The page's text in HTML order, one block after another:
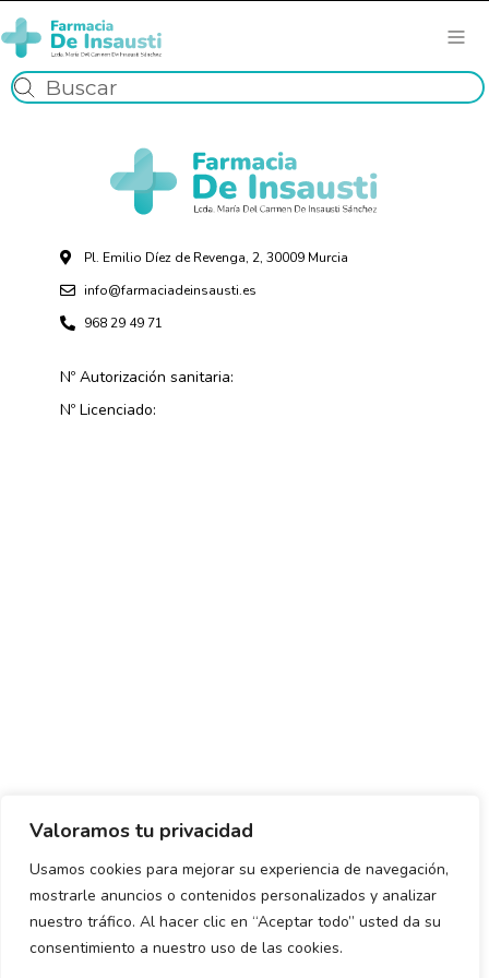
Valoramos tu privacidad
Usamos cookies para mejorar su experiencia de navegación,
mostrarle anuncios o contenidos personalizados y analizar
nuestro tráfico. Al hacer clic en “Aceptar todo” usted da su
consentimiento a nuestro uso de las cookies.
Pl. Emilio Díez de Revenga, 2, 30009 Murcia
info@farmaciadeinsausti.es
968 29 49 71
Nº Autorización sanitaria:
Nº Licenciado:
Política de envío y devoluciones Política de privacidad
Uso de cookies Aviso legal Términos y condiciones